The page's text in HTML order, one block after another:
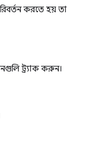
করতে হয় তা
ট্র্যাক করুন।